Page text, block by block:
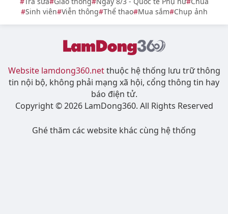
Sinh viên Viễn thông Thể thao Mua sắm Chụp ảnh
Website lamdong360.netthuộc hệ thống lưu trữ thông
tin nội bộ, không phải mạng xã hội, cổng thông tin hay
báo điện tử.
Copyright © 2026 LamDong360. All Rights Reserved
Ghé thăm các website khác cùng hệ thống